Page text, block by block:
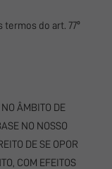
do art. 77º
ÂMBITO DE
NO NOSSO
DE SE OPOR
COM EFEITOS